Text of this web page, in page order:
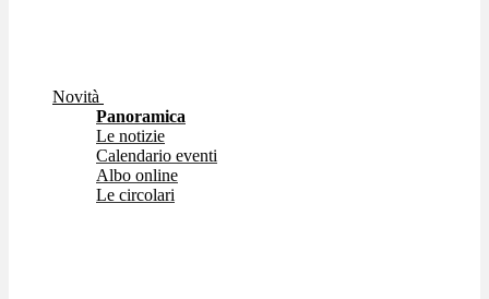
Novità
Panoramica
Le notizie
Calendario eventi
Albo online
Le circolari